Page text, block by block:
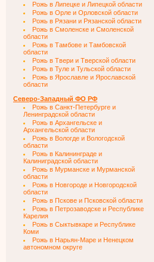
Рожь в Липецке и Липецкой области
Рожь в Орле и Орловской области
Рожь в Рязани и Рязанской области
Рожь в Смоленске и Смоленской
области
Рожь в Тамбове и Тамбовской
области
Рожь в Твери и Тверской области
Рожь в Туле и Тульской области
Рожь в Ярославле и Ярославской
области
Северо-Западный ФО РФ
Рожь в Санкт-Петербурге и
Ленинградской области
Рожь в Архангельске и
Архангельской области
Рожь в Вологде и Вологодской
области
Рожь в Калининграде и
Калиниградской области
Рожь в Мурманске и Мурманской
области
Рожь в Новгороде и Новгородской
области
Рожь в Пскове и Псковской области
Рожь в Петрозаводске и Республике
Карелия
Рожь в Сыктывкаре и Республике
Коми
Рожь в Нарьян-Маре и Ненецком
автономном округе